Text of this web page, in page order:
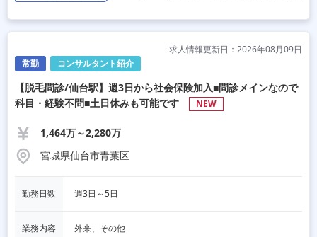
常勤 コンサルタント紹介
求人情報更新日：2026年08月09日
【脱毛問診/仙台駅】週3日から社会保険加入■問診メインなので
科目・経験不問■土日休みも可能です
NEW
1,464万～2,280万
宮城県仙台市青葉区
勤務日数 週3日～5日
業務内容 外来、その他